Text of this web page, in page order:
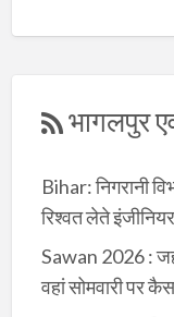
भागलपुर
Bihar: निगरानी
रिश्वत लेते
Sawan 2026 :
वहां सोमवारी पर